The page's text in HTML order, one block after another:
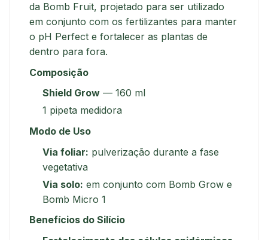
da Bomb Fruit, projetado para ser utilizado
em conjunto com os fertilizantes para manter
o pH Perfect e fortalecer as plantas de
dentro para fora.
Composição
Shield Grow — 160 ml
1 pipeta medidora
Modo de Uso
Via foliar: pulverização durante a fase
vegetativa
Via solo: em conjunto com Bomb Grow e
Bomb Micro 1
Benefícios do Silício